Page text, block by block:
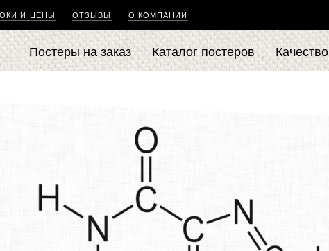
И ЦЕНЫ ОТЗЫВЫ О КОМПАНИИ
Постеры на заказ Каталог постеров Качество